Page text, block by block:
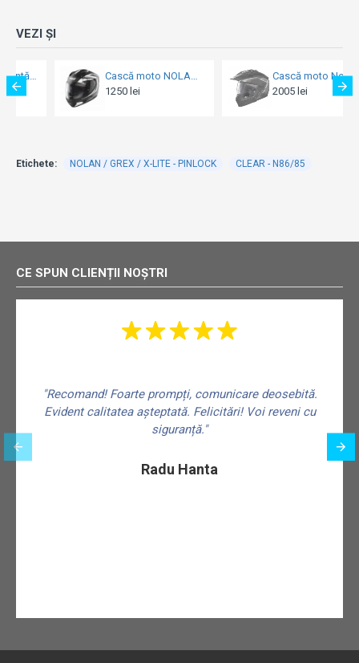
VEZI ȘI
Cască moto NOLAN Full-face - N60-6 ANCHOR [021]
1250 lei
Cască moto Nolan N70-2 X GRANDES ALPES [021]
2005 lei
Etichete: NOLAN / GREX / X-LITE - PINLOCK CLEAR - N86/85
CE SPUN CLIENȚII NOȘTRI
"Recomand! Foarte prompți, comunicare deosebită.
Evident calitatea așteptată. Felicitări! Voi reveni cu
siguranță."
Radu Hanta